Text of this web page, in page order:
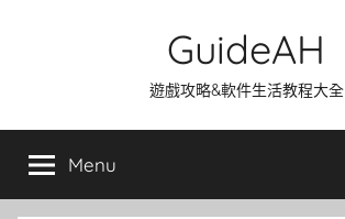
GuideAH
遊戲攻略&軟件生活教程大全
Menu